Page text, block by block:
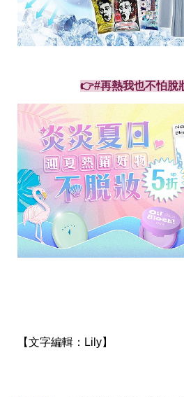
👉#再熱我也不怕脫
【文字編輯： Lily】